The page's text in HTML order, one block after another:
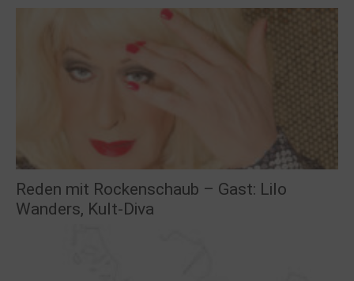
Reden mit Rockenschaub – Gast: Lilo
Wanders, Kult-Diva